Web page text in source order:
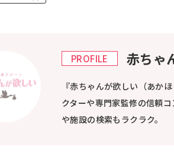
PROFILE 赤ちゃ
『赤ちゃんが欲しい（あか
クターや専門家監修の信頼
や施設の検索もラクラク。